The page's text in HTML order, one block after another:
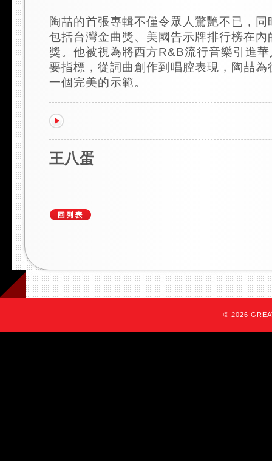
陶喆的首張專輯不僅令眾人驚艷不已，
包括台灣金曲獎、美國告示牌排行榜在內
獎。他被視為將西方R&B流行音樂引進
要指標，從詞曲創作到唱腔表現，陶喆為
一個完美的示範。
王八蛋
© 2026